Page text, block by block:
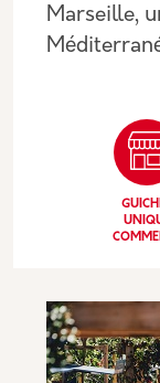
Marseille,